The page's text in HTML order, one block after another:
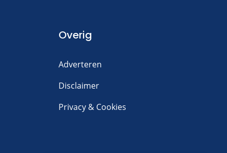
Overig
Adverteren
Disclaimer
Privacy & Cookies